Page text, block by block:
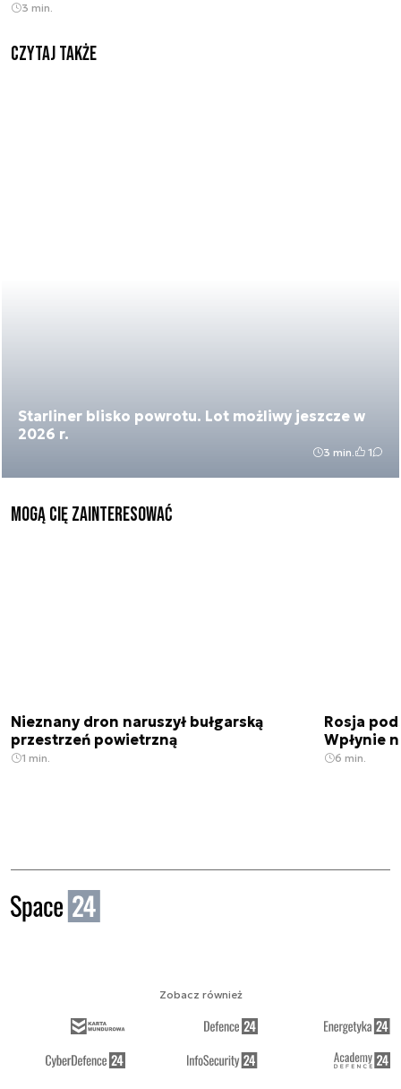
3 min.
Czytaj także
Starliner blisko powrotu. Lot możliwy jeszcze w
2026 r.
3 min. 1
Mogą Cię zainteresować
Nieznany dron naruszył bułgarską
przestrzeń powietrzną
1 min.
Rosja
Wpłynie
6 min.
Zobacz również